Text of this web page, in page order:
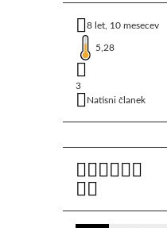
8 let, 10 mesecev
5,28
3
Natisni članek